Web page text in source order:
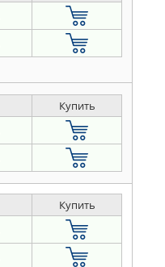
Купить
Купить